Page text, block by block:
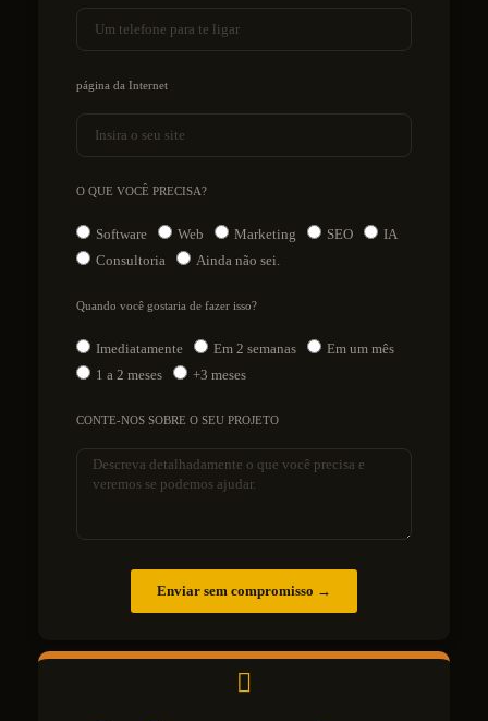
página da Internet
O QUE VOCÊ PRECISA?
Software Web Marketing SEO
IA
Consultoria
Ainda não sei.
Quando você gostaria de fazer isso?
Imediatamente Em 2 semanas
Em um mês
1 a 2 meses
+3 meses
CONTE-NOS SOBRE O SEU PROJETO
Enviar sem compromisso →